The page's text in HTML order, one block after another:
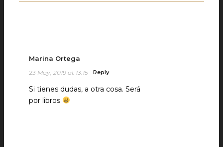
Marina Ortega
23 May, 2019 at 13:15 Reply
Si tienes dudas, a otra cosa. Será
por libros